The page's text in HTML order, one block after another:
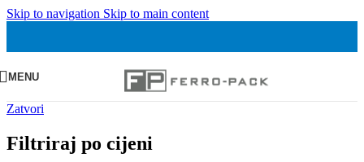
Skip to navigation Skip to main content
MENU
Zatvori
Filtriraj po cijeni